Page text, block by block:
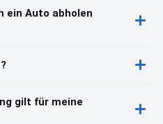
ein Auto abholen
gilt für meine